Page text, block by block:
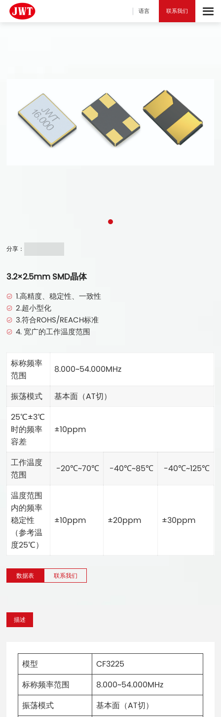
语言 联系我们
分享：
3.2×2.5mm SMD晶体
1.高精度、稳定性、一致性
2.超小型化
3.符合ROHS/REACH标准
4. 宽广的工作温度范围
标称频率
范围
8.000~54.000MHz
振荡模式
基本面（AT切）
25℃±3℃
时的频率
容差
±10ppm
工作温度
范围
-20℃~70℃ -40℃~85℃ -40℃~125℃
温度范围
内的频率
稳定性
（参考温
度25℃）
±10ppm ±20ppm ±30ppm
数据表 联系我们
描述
模型
CF3225
标称频率范围
8.000~54.000MHz
振荡模式
基本面（AT切）